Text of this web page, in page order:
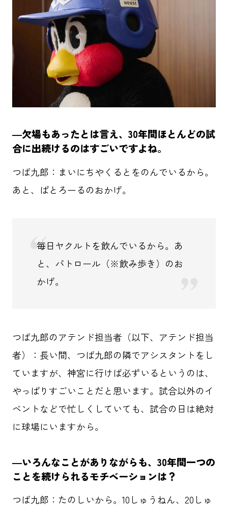
―欠場もあったとは言え、30年間ほとんどの試
合に出続けるのはすごいですよね。
つば九郎：まいにちやくるとをのんでいるから。
あと、ぱとろーるのおかげ。
毎日ヤクルトを飲んでいるから。あ
と、パトロール（※飲み歩き）のお
かげ。
つば九郎のアテンド担当者（以下、アテンド担当
者）：長い間、つば九郎の隣でアシスタントをし
ていますが、神宮に行けば必ずいるというのは、
やっぱりすごいことだと思います。試合以外のイ
ベントなどで忙しくしていても、試合の日は絶対
に球場にいますから。
―いろんなことがありながらも、30年間一つの
ことを続けられるモチベーションは？
つば九郎：たのしいから。10しゅうねん、20しゅ